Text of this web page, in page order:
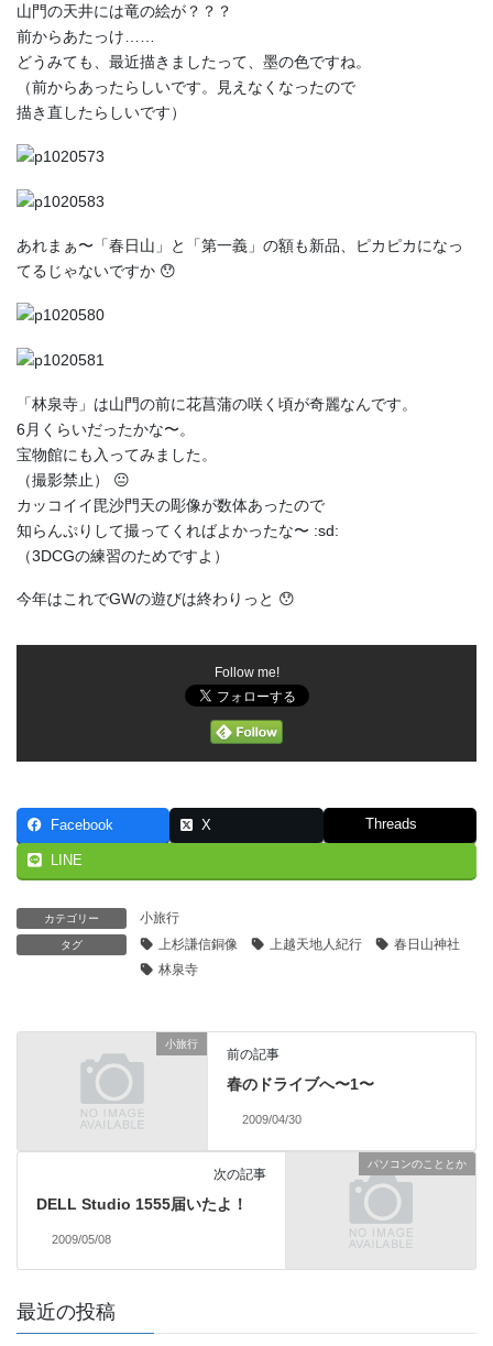
山門の天井には竜の絵が？？？
前からあたっけ……
どうみても、最近描きましたって、墨の色ですね。
（前からあったらしいです。見えなくなったので
描き直したらしいです）
あれまぁ〜「春日山」と「第一義」の額も新品、ピカピカになっ
てるじゃないですか 😯
「林泉寺」は山門の前に花菖蒲の咲く頃が奇麗なんです。
6月くらいだったかな〜。
宝物館にも入ってみました。
（撮影禁止） 😐
カッコイイ毘沙門天の彫像が数体あったので
知らんぷりして撮ってくればよかったな〜 :sd:
（3DCGの練習のためですよ）
今年はこれでGWの遊びは終わりっと 😯
Follow me!
Facebook X Threads
LINE
カテゴリー 小旅行
タグ 上杉謙信銅像 上越天地人紀行
春日山神社
林泉寺
小旅行
前の記事
春のドライブへ〜1〜
2009/04/30
パソコンのこととか
次の記事
DELL Studio 1555届いたよ！
2009/05/08
最近の投稿